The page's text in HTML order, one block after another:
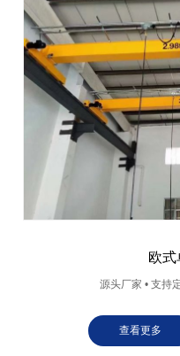
联系我们
欧式
源头厂家 • 支持
查看更多